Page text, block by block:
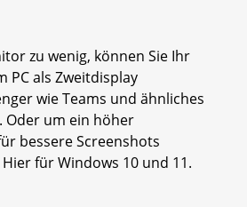
zu wenig, können Sie Ihr
PC als Zweitdisplay
wie Teams und ähnliches
Oder um ein höher
bessere Screenshots
für Windows 10 und 11.